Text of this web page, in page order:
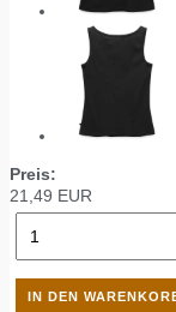
Preis:
21,49 EUR